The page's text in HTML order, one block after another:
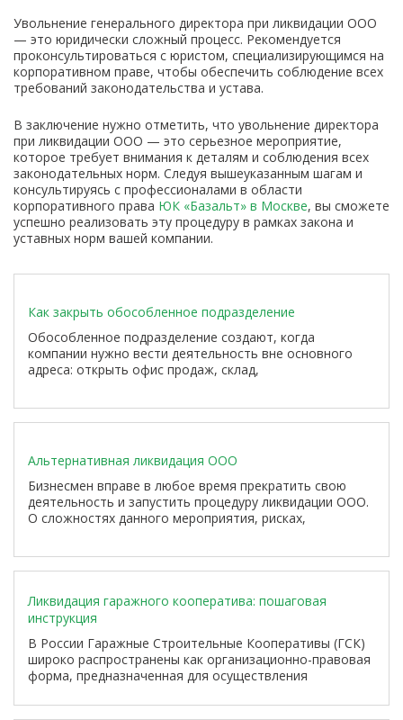
Увольнение генерального директора при ликвидации ООО
— это юридически сложный процесс. Рекомендуется
проконсультироваться с юристом, специализирующимся на
корпоративном праве, чтобы обеспечить соблюдение всех
требований законодательства и устава.
В заключение нужно отметить, что увольнение директора
при ликвидации ООО — это серьезное мероприятие,
которое требует внимания к деталям и соблюдения всех
законодательных норм. Следуя вышеуказанным шагам и
консультируясь с профессионалами в области
корпоративного права ЮК «Базальт» в Москве, вы сможете
успешно реализовать эту процедуру в рамках закона и
уставных норм вашей компании.
Как закрыть обособленное подразделение
Обособленное подразделение создают, когда
компании нужно вести деятельность вне основного
адреса: открыть офис продаж, склад,
структура может стать неактуальной: меняется
оптимизация штата или компания полностью уходит из
региона.
Альтернативная ликвидация ООО
Бизнесмен вправе в любое время прекратить свою
деятельность и запустить процедуру ликвидации ООО.
О сложностях данного мероприятия, рисках,
Ликвидация гаражного кооператива: пошаговая
инструкция
В России Гаражные Строительные Кооперативы (ГСК)
широко распространены как организационно-правовая
форма, предназначенная для осуществления
строительство, эксплуатацию и обслуживание гаражей.